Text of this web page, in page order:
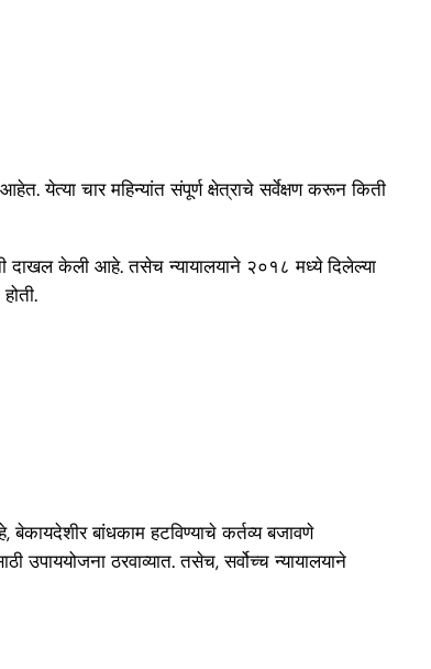
येत्या चार महिन्यांत संपूर्ण क्षेत्राचे सर्वेक्षण करून किती
दाखल केली आहे. तसेच न्यायालयाने २०१८ मध्ये दिलेल्या
बांधकाम हटविण्याचे कर्तव्य बजावणे
उपाययोजना ठरवाव्यात. तसेच, सर्वोच्च न्यायालयाने